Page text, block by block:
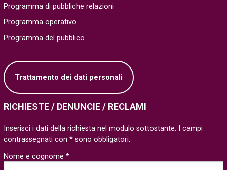
Programma di pubbliche relazioni
Programma operativo
Programma del pubblico
Trattamento dei dati personali
RICHIESTE / DENUNCIE / RECLAMI
Inserisci i dati della richiesta nel modulo sottostante. I campi
contrassegnati con * sono obbligatori.
Nome e cognome *